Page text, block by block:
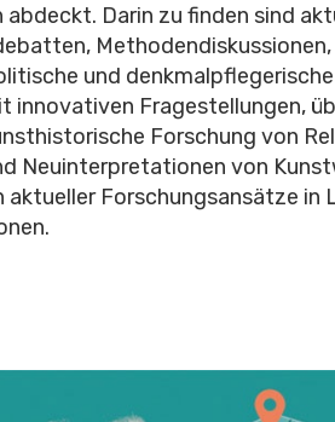
Darin zu finden sind
und
innovativen Fragestellungen,
Forschung von
Neuinterpretationen von
aktueller Forschungsansätze